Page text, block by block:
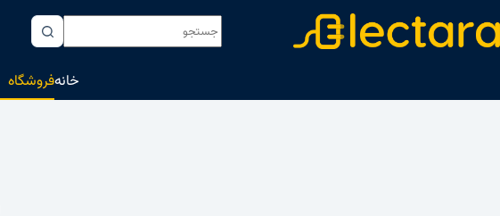
خانهفروشگاه